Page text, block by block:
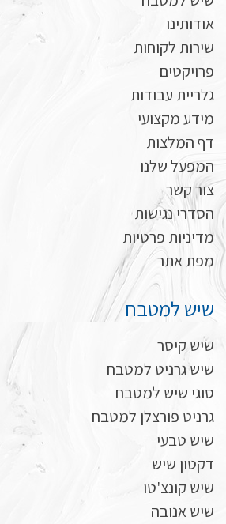
אודותינו
שירות לקוחות
פרויקטים
גלריית עבודות
מידע מקצועי
דף המלצות
המפעל שלנו
צור קשר
הסדרי נגישות
מדיניות פרטיות
מפת אתר
שיש למטבח
שיש קיסר
שיש גרניט למטבח
סוגי שיש למטבח
גרניט פורצלן למטבח
שיש טבעי
דקטון שיש
שיש קונצ'טו
שיש אנובה